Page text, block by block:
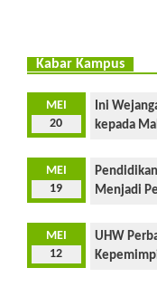
Kabar Kampus
MEI
20
Ini
kepada
MEI
19
Menjadi
MEI
12
UHW